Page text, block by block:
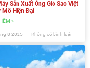
Sản Xuất Ống Gió Sao Việt
Mô Hiện Đại
»
8 2025 Không có bình luận